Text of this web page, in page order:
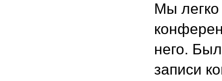
Мы
него.
записи